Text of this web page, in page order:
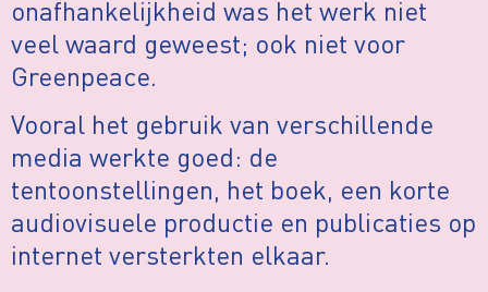
onafhankelijkheid was het werk niet
veel waard geweest; ook niet voor
Greenpeace.
Vooral het gebruik van verschillende
media werkte goed: de
tentoonstellingen, het boek, een korte
audiovisuele productie en publicaties op
internet versterkten elkaar.